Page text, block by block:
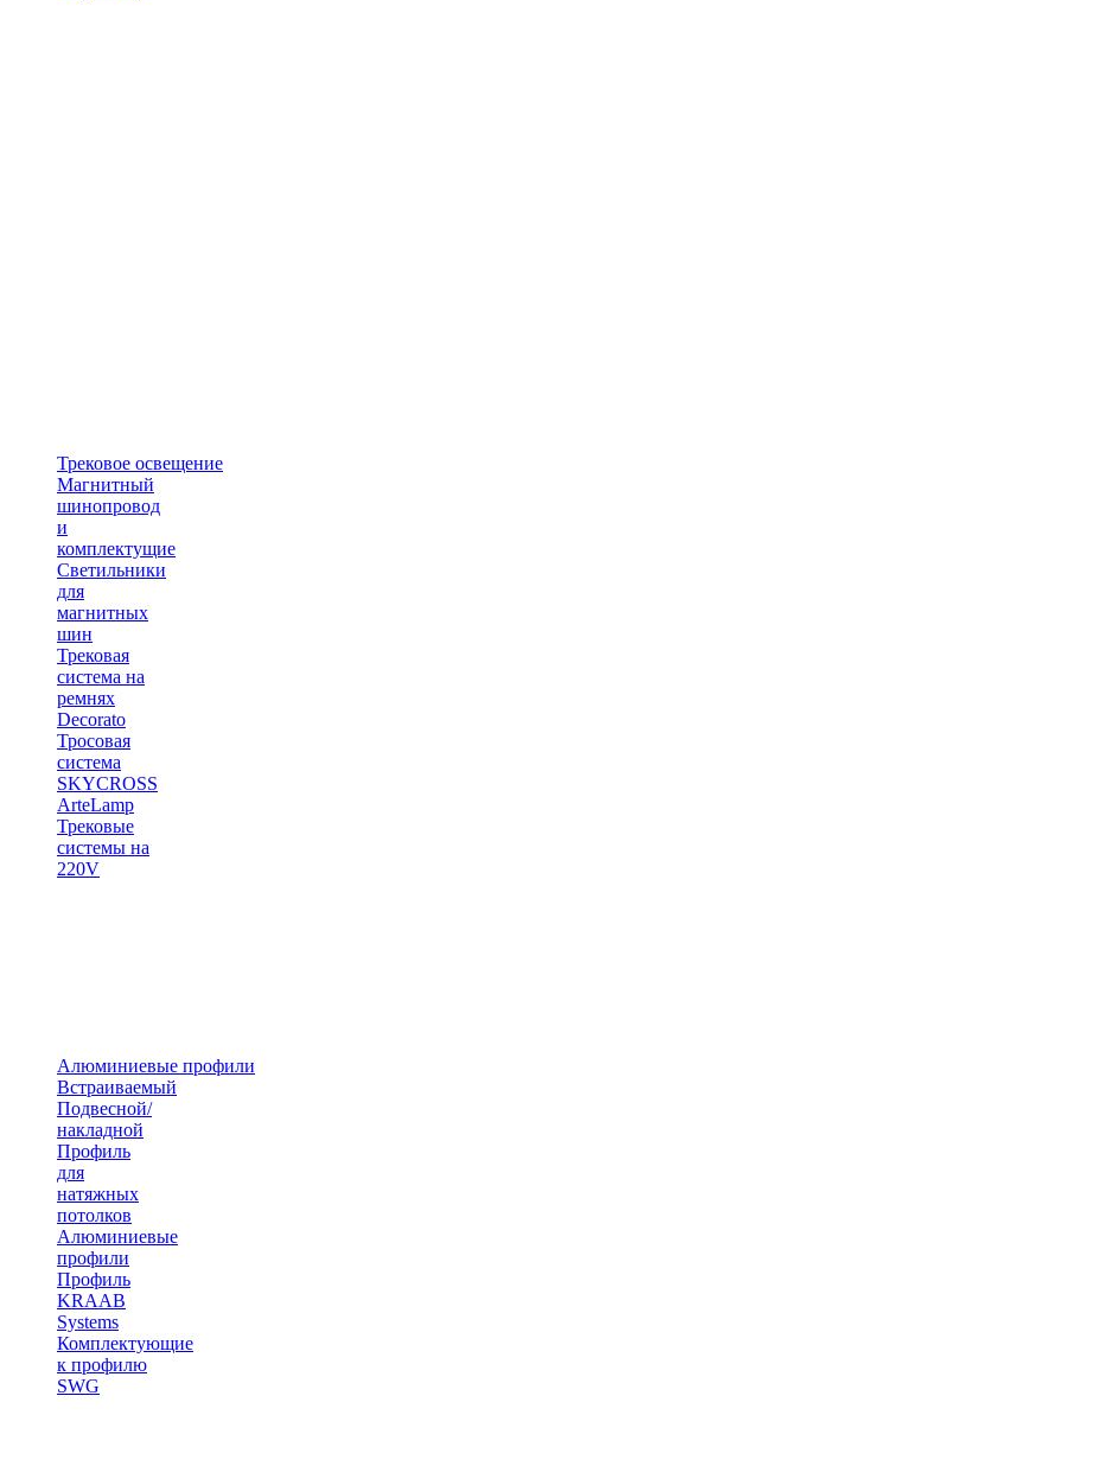
Трековое освещение
Магнитный
шинопровод
и
комплектущие
Светильники
для
магнитных
шин
Трековая
система на
ремнях
Decorato
Тросовая
система
SKYCROSS
ArteLamp
Трековые
системы на
220V
Алюминиевые профили
Встраиваемый
Подвесной/
накладной
Профиль
для
натяжных
потолков
Алюминиевые
профили
Профиль
KRAAB
Systems
Комплектующие
к профилю
SWG